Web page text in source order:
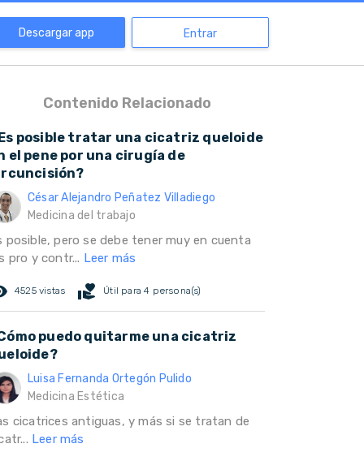
Descargar app Entrar
Contenido Relacionado
posible tratar una cicatriz queloide
el pene por una cirugía de
César Alejandro Peñatez Villadiego
Medicina del trabajo
posible, pero se debe tener muy en cuenta
pro y contr... Leer más
4525 vistas volunteer_activism Útil para 4 persona(s)
puedo quitarme una cicatriz
Luisa Fernanda Ortegón Pulido
Medicina Estética
cicatrices antiguas, y más si se tratan de
Leer más